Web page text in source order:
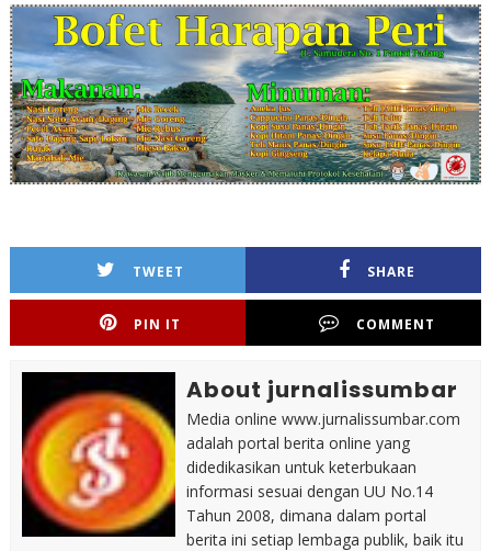
TWEET SHARE
PIN IT COMMENT
About jurnalissumbar
Media online www.jurnalissumbar.com
adalah portal berita online yang
didedikasikan untuk keterbukaan
informasi sesuai dengan UU No.14
Tahun 2008, dimana dalam portal
berita ini setiap lembaga publik, baik itu